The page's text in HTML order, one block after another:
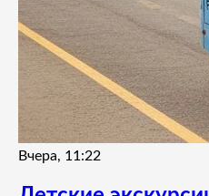
Вчера, 11:22